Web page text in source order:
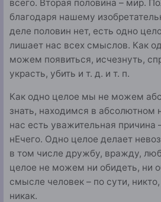
всего. Вторая половина – мир.
благодаря нашему
деле половин нет, есть одно
лишает нас всех смыслов. Как
можем появиться, исчезнуть,
украсть, убить и т. д. и т. п.
Как одно целое мы не можем
знать, находимся в абсолютном
нас есть уважительная причина
нЕчего. Одно целое делает
в том числе дружбу, вражду,
целое не можем ни обидеть, ни
смысле человек – по сути,
никак.